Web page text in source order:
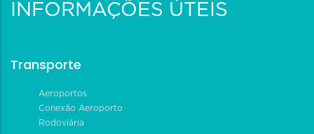
INFORMAÇÕES ÚTEIS
Transporte
Aeroportos
Conexão Aeroporto
Rodoviária